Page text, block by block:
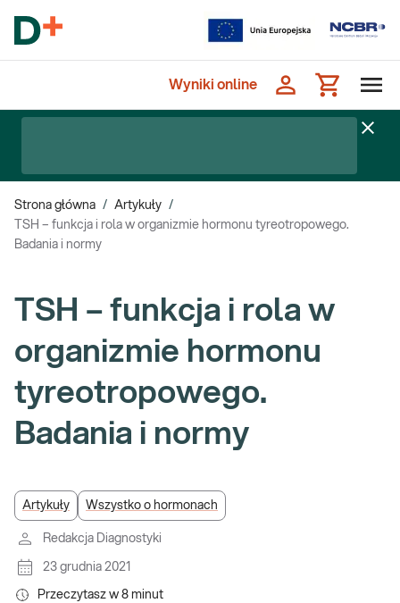
Wyniki online
Strona główna / Artykuły /
TSH – funkcja i rola w organizmie hormonu tyreotropowego.
Badania i normy
TSH – funkcja i rola w
organizmie hormonu
tyreotropowego.
Badania i normy
Artykuły Wszystko o hormonach
Redakcja Diagnostyki
23 grudnia 2021
Przeczytasz w 8 minut